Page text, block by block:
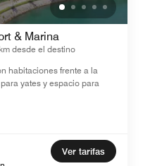
& Marina
desde el destino
habitaciones frente a la
yates y espacio para
Ver tarifas